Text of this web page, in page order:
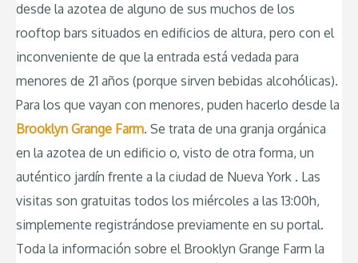
desde la azotea de alguno de sus muchos de los
rooftop bars situados en edificios de altura, pero con el
inconveniente de que la entrada está vedada para
menores de 21 años (porque sirven bebidas alcohólicas).
Para los que vayan con menores, puden hacerlo desde la
Brooklyn Grange Farm. Se trata de una granja orgánica
en la azotea de un edificio o, visto de otra forma, un
auténtico jardín frente a la ciudad de Nueva York . Las
visitas son gratuitas todos los miércoles a las 13:00h,
simplemente registrándose previamente en su portal.
Toda la información sobre el Brooklyn Grange Farm la